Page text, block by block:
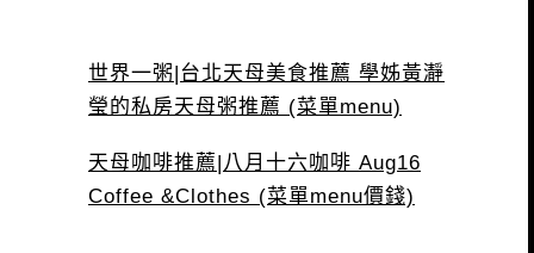
世界一粥|台北天母美食推薦 學姊黃瀞
瑩的私房天母粥推薦 (菜單menu)
天母咖啡推薦|八月十六咖啡 Aug16
Coffee &Clothes (菜單menu價錢)